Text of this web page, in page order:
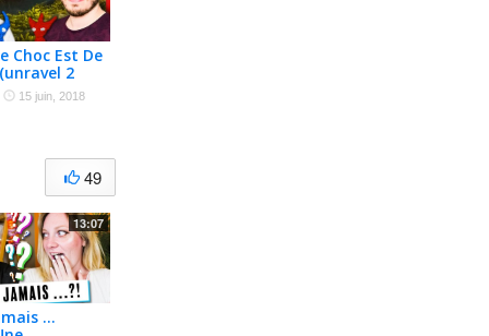
Choc Est De
2
15 juin, 2018
49
13:07
…